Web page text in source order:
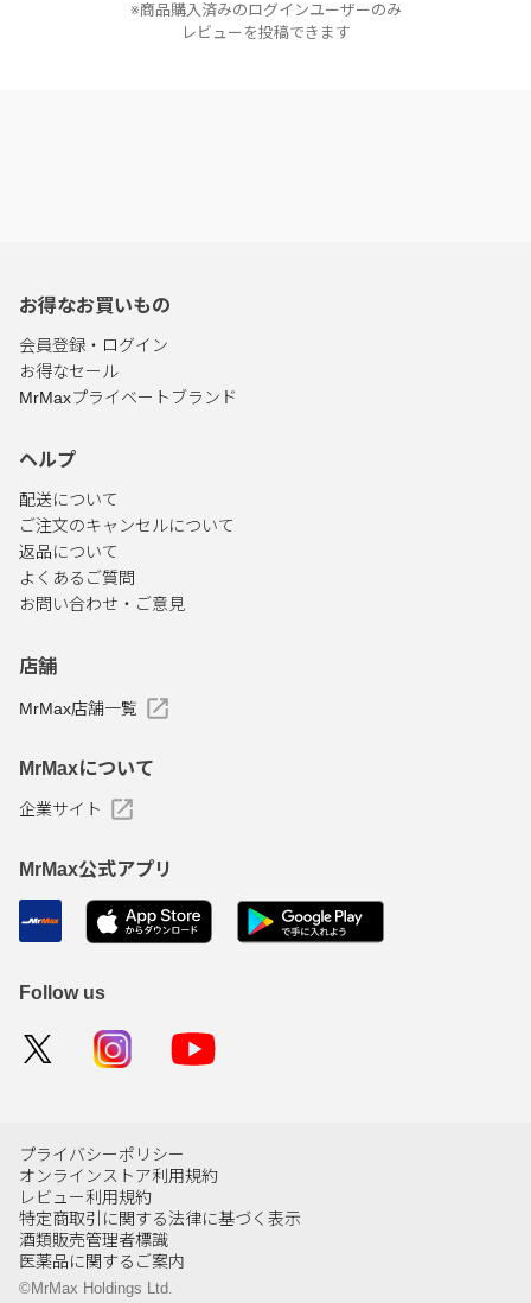
※商品購入済みのログインユーザーのみ
レビューを投稿できます
お得なお買いもの
会員登録・ログイン
お得なセール
MrMaxプライベートブランド
ヘルプ
配送について
ご注文のキャンセルについて
返品について
よくあるご質問
お問い合わせ・ご意見
店舗
MrMax店舗一覧
MrMaxについて
企業サイト
MrMax公式アプリ
Follow us
プライバシーポリシー
オンラインストア利用規約
レビュー利用規約
特定商取引に関する法律に基づく表示
酒類販売管理者標識
医薬品に関するご案内
©MrMax Holdings Ltd.